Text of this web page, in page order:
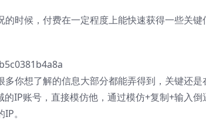
时候，付费在一定程度上能快速获得一些关键
你想了解的信息大部分都能弄得到，关键还是
IP账号，直接模仿他，通过模仿+复制+输入倒
。